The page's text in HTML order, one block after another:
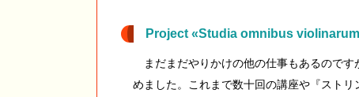
Project «Studia omnibus
まだまだやりかけの他の仕事もあるのです
めました。これまで数十回の講座や『スト